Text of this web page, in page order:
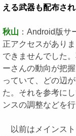
える武器も配布さ
秋山 ：Android版
正アクセスがあり
できませんでした
ーさんの動向が把
っていて、どの辺
た。それを参考に
ンスの調整などを行
以前はメインスト